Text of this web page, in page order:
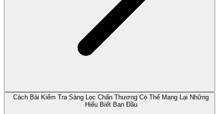
Cách Bài Kiểm Tra Sàng Lọc Chấn Thương Có Thể Mang Lại Những
Hiểu Biết Ban Đầu